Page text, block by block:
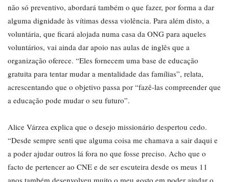
não só preventivo, abordará também o que fazer, por forma a dar
alguma dignidade às vítimas dessa violência. Para além disto, a
voluntária, que ficará alojada numa casa da ONG para aqueles
voluntários, vai ainda dar apoio nas aulas de inglês que a
organização oferece. “Eles fornecem uma base de educação
gratuita para tentar mudar a mentalidade das famílias”, relata,
acrescentando que o objetivo passa por “fazê-las compreender que
a educação pode mudar o seu futuro”.
Alice Várzea explica que o desejo missionário despertou cedo.
“Desde sempre senti que alguma coisa me chamava a sair daqui e
a poder ajudar outros lá fora no que fosse preciso. Acho que o
facto de pertencer ao CNE e de ser escuteira desde os meus 11